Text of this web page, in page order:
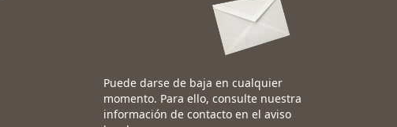
Puede darse de baja en cualquier
momento. Para ello, consulte nuestra
información de contacto en el aviso